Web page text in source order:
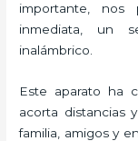
importante, nos
inmediata, un
inalámbrico.
Este aparato ha
acorta distancias
familia, amigos y